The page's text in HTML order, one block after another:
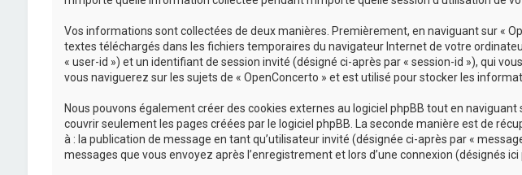
Vos informations sont collectées de deux manières. Premièrement, en naviguant sur «
textes téléchargés dans les fichiers temporaires du navigateur Internet de votre
« user-id ») et un identifiant de session invité (désigné ci-après par « session-id »), qui
vous naviguerez sur les sujets de « OpenConcerto » et est utilisé pour stocker les
Nous pouvons également créer des cookies externes au logiciel phpBB tout en
couvrir seulement les pages créées par le logiciel phpBB. La seconde manière est de
à : la publication de message en tant qu’utilisateur invité (désignée ci-après par «
messages que vous envoyez après l’enregistrement et lors d’une connexion (désignés ici